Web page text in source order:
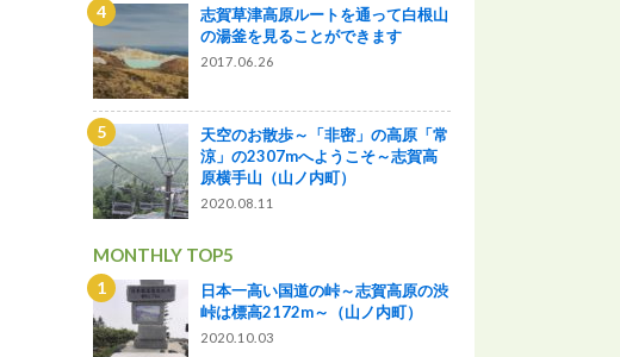
志賀草津高原ルートを通って白根山
の湯釜を見ることができます
2017.06.26
天空のお散歩～「非密」の高原「常
涼」の2307mへようこそ～志賀高
原横手山（山ノ内町）
2020.08.11
MONTHLY TOP5
日本一高い国道の峠～志賀高原の渋
峠は標高2172m～（山ノ内町）
2020.10.03